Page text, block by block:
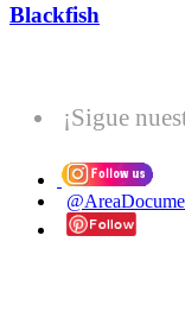
Blackfish
¡Sigue